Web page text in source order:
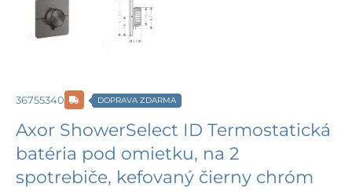
36755340 DOPRAVA ZDARMA
Axor ShowerSelect ID Termostatická
batéria pod omietku, na 2
spotrebiče, kefovaný čierny chróm